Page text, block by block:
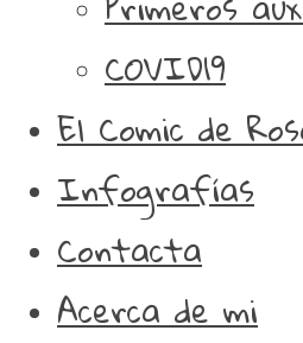
COVID19
El Comic de
Infografías
Contacta
Acerca de mi